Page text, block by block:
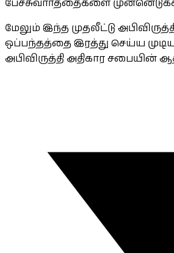
பேச்சுவார்த்தைகளை
மேலும் இந்த முதலீட்டு
ஒப்பந்தத்தை இரத்து செய்ய
அபிவிருத்தி அதிகார